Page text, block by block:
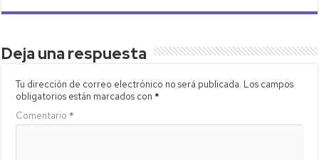
Deja una respuesta
Tu dirección de correo electrónico no será publicada. Los campos
obligatorios están marcados con *
Comentario *